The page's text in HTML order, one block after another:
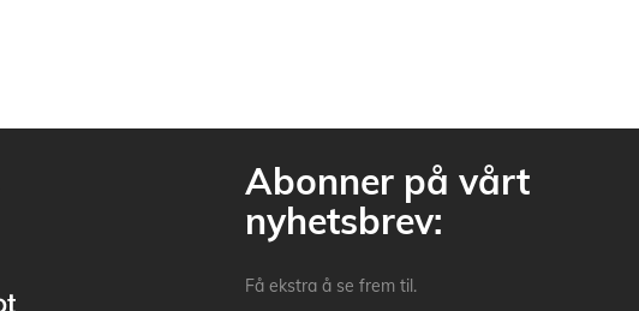
Abonner på vårt
nyhetsbrev:
Få ekstra å se frem til.